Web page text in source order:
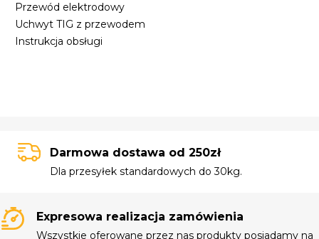
Przewód elektrodowy
Uchwyt TIG z przewodem
Instrukcja obsługi
Darmowa dostawa od 250zł
Dla przesyłek standardowych do 30kg.
Expresowa realizacja zamówienia
Wszystkie oferowane przez nas produkty posiadamy na